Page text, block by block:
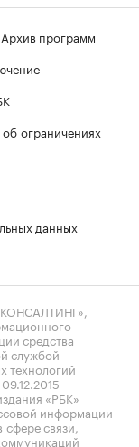
Архив программ
ограничениях
данных
средства
службой
технологий
«РБК»
информации
связи,